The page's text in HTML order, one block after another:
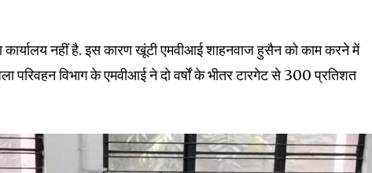
कार्यालय नहीं है. इस कारण खूंटी एमवीआई शाहनवाज हुसैन को काम करने में
परिवहन विभाग के एमवीआई ने दो वर्षों के भीतर टारगेट से 300 प्रतिशत